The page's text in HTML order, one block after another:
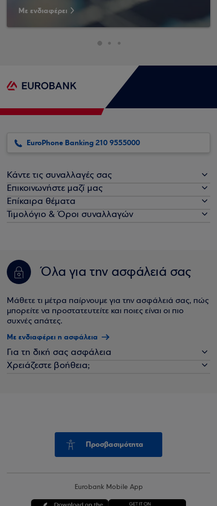
Με ενδιαφέρει
EuroPhone Banking 210 9555000
Κάντε τις συναλλαγές σας
Επικοινωνήστε μαζί μας
Επίκαιρα θέματα
Τιμολόγιο & Όροι συναλλαγών
Όλα για την ασφάλειά σας
Μάθετε τι μέτρα παίρνουμε για την ασφάλειά σας, πώς
μπορείτε να προστατευτείτε και ποιες είναι οι πιο
συχνές απάτες.
Με ενδιαφέρει η ασφάλεια
Για τη δική σας ασφάλεια
Χρειάζεστε βοήθεια;
Προσβασιμότητα
Eurobank Mobile App